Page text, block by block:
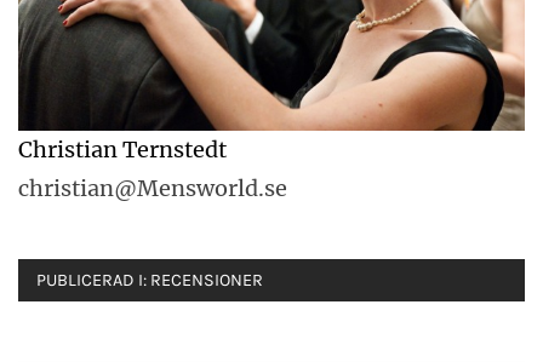
Christian Ternstedt
christian@Mensworld.se
PUBLICERAD I: RECENSIONER